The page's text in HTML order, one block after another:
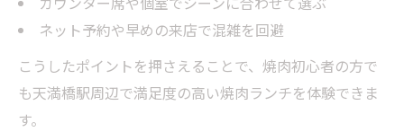
ネット予約や早めの来店で混雑を回避
こうしたポイントを押さえることで、焼肉初心者の方で
も天満橋駅周辺で満足度の高い焼肉ランチを体験できま
す。